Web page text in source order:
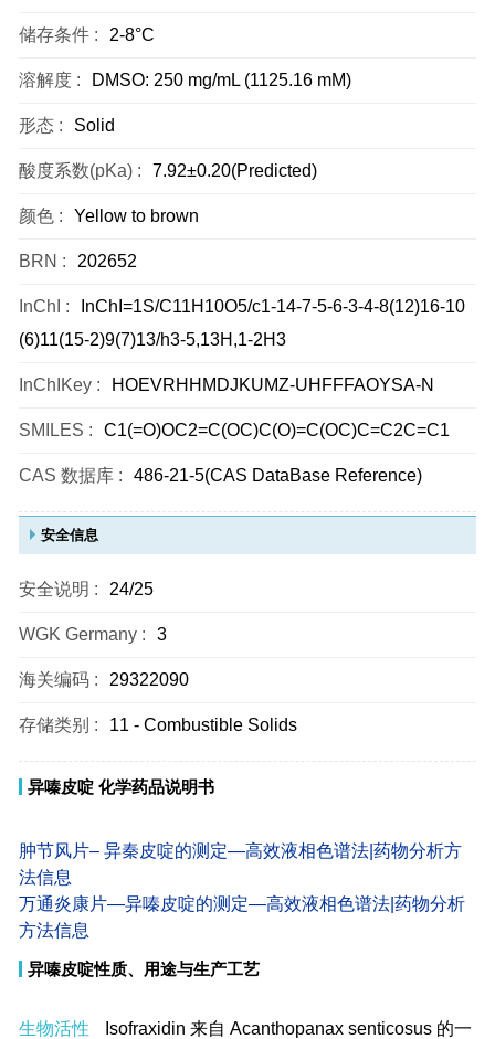
储存条件 : 2-8°C
溶解度 : DMSO: 250 mg/mL (1125.16 mM)
形态 : Solid
酸度系数(pKa) : 7.92±0.20(Predicted)
颜色 : Yellow to brown
BRN : 202652
InChI :
InChI=1S/C11H10O5/c1-14-7-5-6-3-4-8(12)16-10
(6)11(15-2)9(7)13/h3-5,13H,1-2H3
InChIKey : HOEVRHHMDJKUMZ-UHFFFAOYSA-N
SMILES : C1(=O)OC2=C(OC)C(O)=C(OC)C=C2C=C1
CAS 数据库 : 486-21-5(CAS DataBase Reference)
安全信息
安全说明 : 24/25
WGK Germany : 3
海关编码 : 29322090
存储类别 : 11 - Combustible Solids
异嗪皮啶 化学药品说明书
肿节风片– 异秦皮啶的测定—高效液相色谱法|药物分析方
法信息
万通炎康片—异嗪皮啶的测定—高效液相色谱法|药物分析
方法信息
异嗪皮啶性质、用途与生产工艺
生物活性
Isofraxidin 来自 Acanthopanax senticosus 的一